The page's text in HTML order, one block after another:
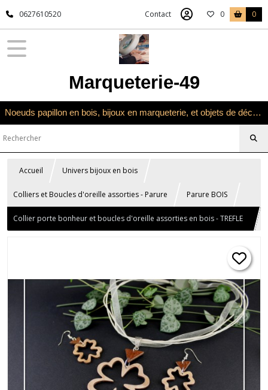
0627610520 Contact 0 0
Marqueterie-49
Noeuds papillon en bois, bijoux en marqueterie, et objets de décoration en marqueterie bois
Accueil Univers bijoux en bois
Colliers et Boucles d'oreille assorties - Parure Parure BOIS
Collier porte bonheur et boucles d'oreille assorties en bois - TREFLE